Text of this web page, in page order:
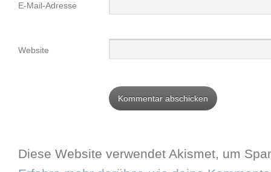
E-Mail-Adresse
Website
Diese Website verwendet Akismet, um